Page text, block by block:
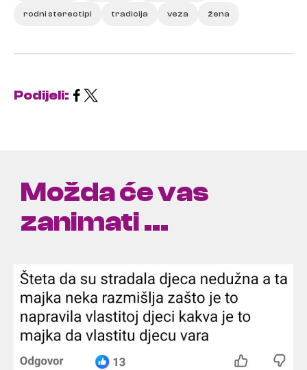
rodni stereotipi tradicija veza žena
Podijeli:
Možda će vas
zanimati ...